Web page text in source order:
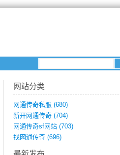
网站分类
网通传奇私服 (680)
新开网通传奇 (704)
网通传奇sf网站 (703)
找网通传奇 (696)